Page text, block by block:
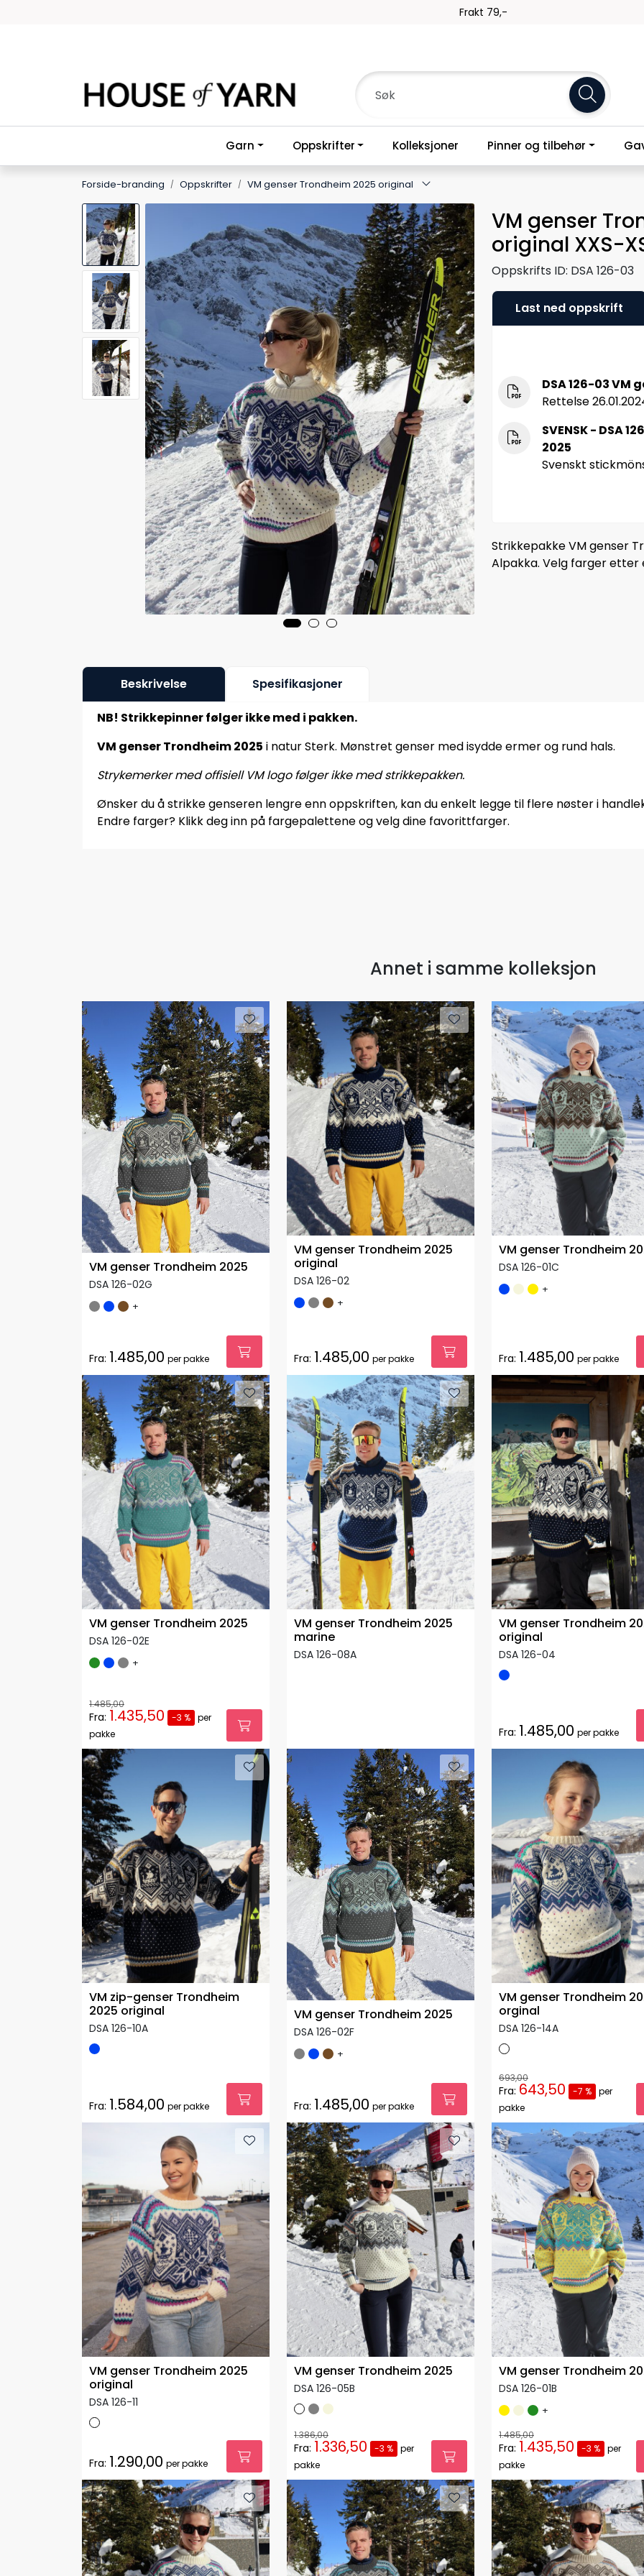
Frakt 79,-
Garn Oppskrifter Kolleksjoner Pinner og tilbehør
Forside-branding Oppskrifter VM genser Trondheim 2025 original
VM genser
original XXS-
Oppskrifts ID: DSA 126-03
Last ned oppskrift
DSA 126-03 VM
Rettelse
SVENSK - DSA
2025
Svenskt
Strikkepakke VM genser
Alpakka. Velg farger etter
Beskrivelse Spesifikasjoner
NB! Strikkepinner følger ikke med i pakken.
VM genser Trondheim 2025 i natur Sterk. Mønstret genser med isydde ermer og rund hals.
Strykemerker med offisiell VM logo følger ikke med strikkepakken.
Ønsker du å strikke genseren lengre enn oppskriften, kan du enkelt legge til flere nøster i
Endre farger? Klikk deg inn på fargepalettene og velg dine favorittfarger.
Annet i samme kolleksjon
VM genser Trondheim 2025
DSA 126-02G
+
Fra: 1.485,00 per pakke
VM genser Trondheim 2025
original
DSA 126-02
+
Fra: 1.485,00 per pakke
VM genser Trondheim
DSA 126-01C
+
Fra: 1.485,00 per pakke
VM genser Trondheim 2025
DSA 126-02E
+
1.485,00
Fra: 1.435,50 -3 % per
pakke
VM genser Trondheim 2025
marine
DSA 126-08A
VM genser Trondheim
original
DSA 126-04
Fra: 1.485,00 per pakke
VM zip-genser Trondheim
2025 original
DSA 126-10A
Fra: 1.584,00 per pakke
VM genser Trondheim 2025
DSA 126-02F
+
Fra: 1.485,00 per pakke
VM genser Trondheim
orginal
DSA 126-14A
693,00
Fra: 643,50 -7 % per
pakke
VM genser Trondheim 2025
original
DSA 126-11
Fra: 1.290,00 per pakke
VM genser Trondheim 2025
DSA 126-05B
1.386,00
Fra: 1.336,50 -3 % per
pakke
VM genser Trondheim
DSA 126-01B
+
1.485,00
Fra: 1.435,50 -3 % per
pakke